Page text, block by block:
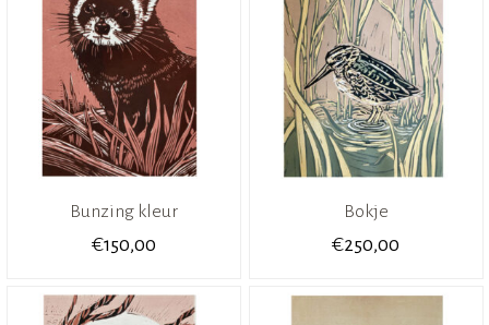
Bunzing kleur
€150,00
Bokje
€250,00